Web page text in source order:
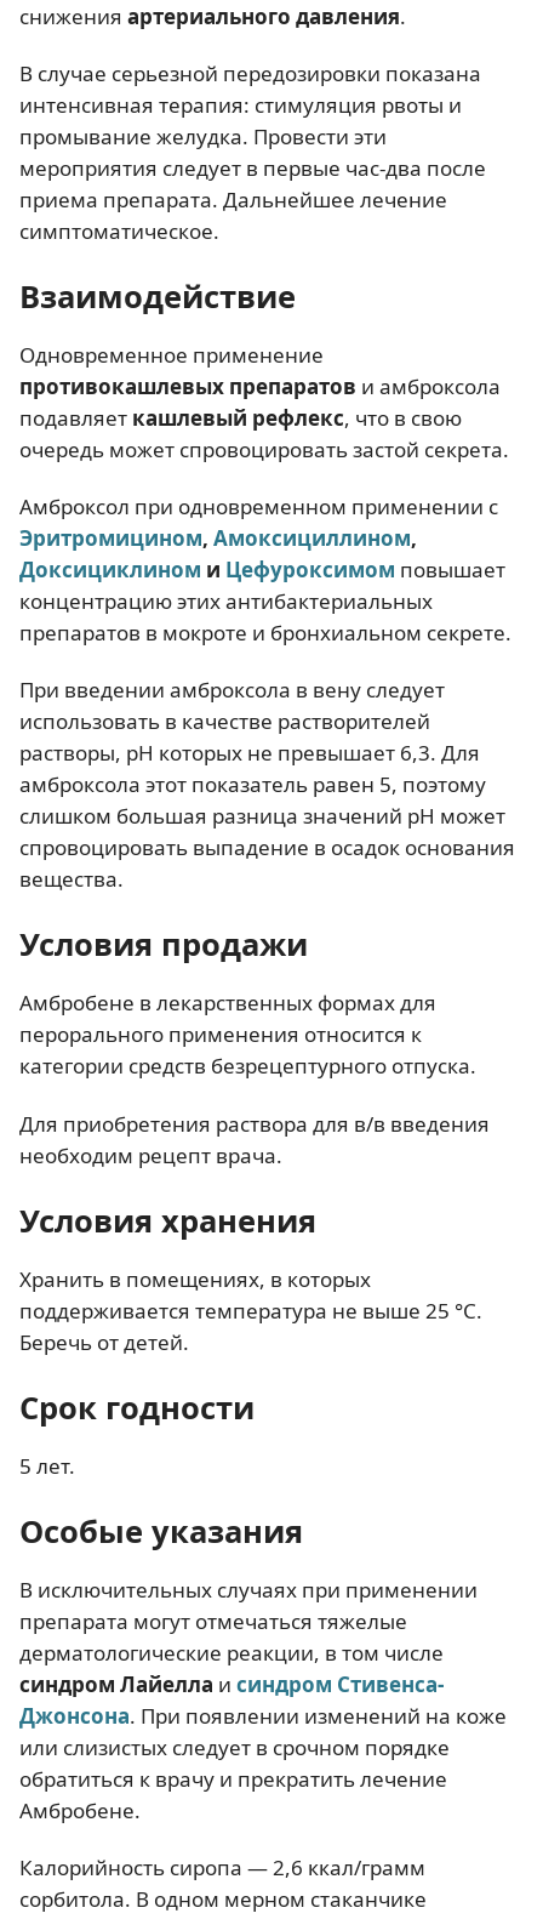
снижения артериального давления.
В случае серьезной передозировки показана
интенсивная терапия: стимуляция рвоты и
промывание желудка. Провести эти
мероприятия следует в первые час-два после
приема препарата. Дальнейшее лечение
симптоматическое.
Взаимодействие
Одновременное применение
противокашлевых препаратов и амброксола
подавляет кашлевый рефлекс, что в свою
очередь может спровоцировать застой секрета.
Амброксол при одновременном применении с
Эритромицином, Амоксициллином,
Доксициклином и Цефуроксимом повышает
концентрацию этих антибактериальных
препаратов в мокроте и бронхиальном секрете.
При введении амброксола в вену следует
использовать в качестве растворителей
растворы, рН которых не превышает 6,3. Для
амброксола этот показатель равен 5, поэтому
слишком большая разница значений рН может
спровоцировать выпадение в осадок основания
вещества.
Условия продажи
Амбробене в лекарственных формах для
перорального применения относится к
категории средств безрецептурного отпуска.
Для приобретения раствора для в/в введения
необходим рецепт врача.
Условия хранения
Хранить в помещениях, в которых
поддерживается температура не выше 25 °C.
Беречь от детей.
Срок годности
5 лет.
Особые указания
В исключительных случаях при применении
препарата могут отмечаться тяжелые
дерматологические реакции, в том числе
синдром Лайелла и синдром Стивенса-
Джонсона. При появлении изменений на коже
или слизистых следует в срочном порядке
обратиться к врачу и прекратить лечение
Амбробене.
Калорийность сиропа — 2,6 ккал/грамм
сорбитола. В одном мерном стаканчике